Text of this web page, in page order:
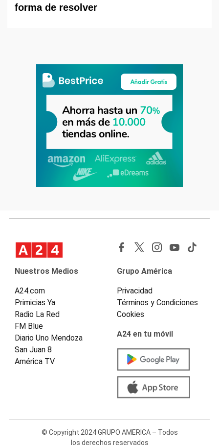
forma de resolver
Nuestros Medios
A24.com
Primicias Ya
Radio La Red
FM Blue
Diario Uno Mendoza
San Juan 8
América TV
Grupo América
Privacidad
Términos y Condiciones
Cookies
A24 en tu móvil
© Copyright 2024 GRUPO AMERICA – Todos
los derechos reservados